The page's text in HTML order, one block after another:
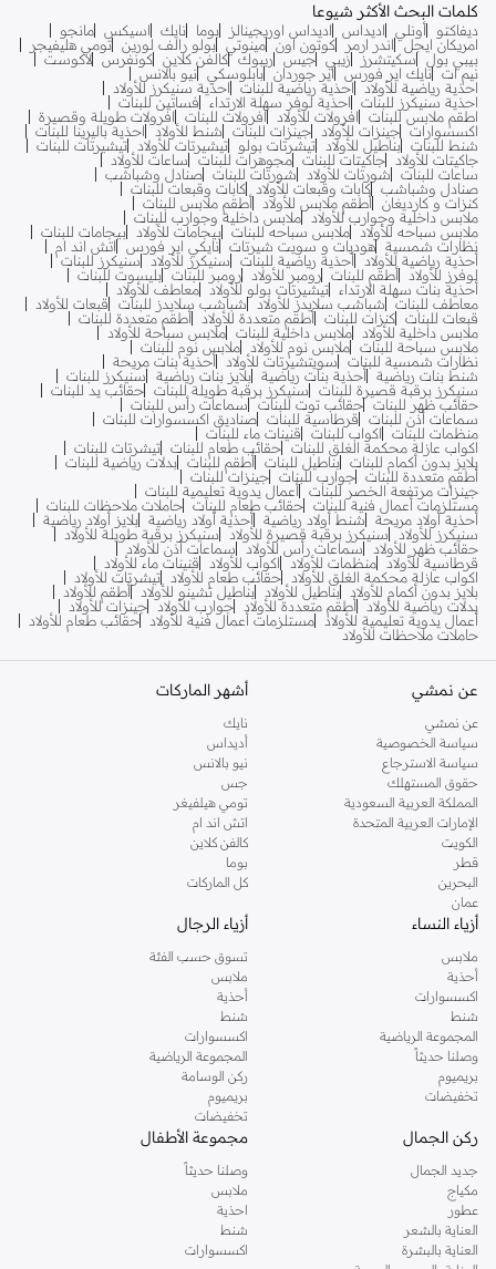
كلمات البحث الأكثر شيوعا
ديفاكتو أونلي اديداس اديداس اوريجينالز بوما نايك اسيكس مانجو
امريكان ايجل
اندر ارمر كوتون اون مينوتي بولو رالف لورين تومي هليفيجر
بيبي بول
سكيتشرز زيبي جيس ريبوك كالفن كلاين كونفرس لاكوست
نيم ات نايك اير فورس اير جوردان بابلوسكي نيو بالانس
احذية رياضية للأولاد
احذية رياضية للبنات
احذية سنيكرز للأولاد
احذية سنيكرز للبنات
احذية لوفر سهلة الارتداء
فساتين للبنات
اطقم ملابس للبنات
افرولات للأولاد افرولات للبنات
افرولات طويلة وقصيرة
اكسسوارات جينزات للأولاد جينزات للبنات شنط للأولاد
احذية باليرينا للبنات
شنط للبنات بناطيل للأولاد تيشرتات بولو تيشيرتات للأولاد
تيشيرتات للبنات
جاكيتات للأولاد
جاكيتات للبنات مجوهرات للبنات
ساعات للأولاد
ساعات للبنات
شورتات للأولاد شورتات للبنات صنادل وشباشب
صنادل وشباشب كابات وقبعات للأولاد
كابات وقبعات للبنات
كنزات و كارديغان أطقم ملابس للأولاد
أطقم ملابس للبنات
ملابس داخلية وجوارب للأولاد
ملابس داخلية وجوارب للبنات
ملابس سباحه للأولاد ملابس سباحه للبنات بيجامات للأولاد
بيجامات للبنات
نظارات شمسية هوديات و سويت شيرتات نايكي اير فورس
اتش اند ام
أحذية رياضية للأولاد أحذية رياضية للبنات سنيكرز للأولاد
سنيكرز للبنات
لوفرز للأولاد
أطقم للبنات رومبر للأولاد رومبر للبنات بليسوت للبنات
أحذية بنات سهلة الارتداء
تيشيرتات بولو للأولاد معاطف للأولاد
معاطف للبنات
شباشب سلايدز للأولاد شباشب سلايدز للبنات
قبعات للأولاد
قبعات للبنات كنزات للبنات أطقم متعددة للأولاد
أطقم متعددة للبنات
ملابس داخلية للأولاد
ملابس داخلية للبنات ملابس سباحة للأولاد
ملابس سباحة للبنات ملابس نوم للأولاد
ملابس نوم للبنات
نظارات شمسية للبنات
سويتشيرتات للأولاد
أحذية بنات مريحة
شنط بنات رياضية أحذية بنات رياضية بلايز بنات رياضية
سنيكرز للبنات
سنيكرز برقبة قصيرة للبنات
سنيكرز برقبة طويلة للبنات حقائب يد للبنات
حقائب ظهر للبنات حقائب توت للبنات
سماعات رأس للبنات
سماعات أذن للبنات
قرطاسية للبنات صناديق اكسسوارات للبنات
منظمات للبنات
اكواب للبنات
قنينات ماء للبنات
اكواب عازلة محكمة الغلق للبنات حقائب طعام للبنات تيشرتات للبنات
بلايز بدون أكمام للبنات بناطيل للبنات أطقم للبنات بدلات رياضية للبنات
أطقم متعددة للبنات جوارب للبنات جينزات للبنات
جينزات مرتفعة الخصر للبنات أعمال يدوية تعليمية للبنات
مستلزمات أعمال فنية للبنات حقائب طعام للبنات حاملات ملاحظات للبنات
أحذية أولاد مريحة
شنط أولاد رياضية أحذية أولاد رياضية بلايز أولاد رياضية
سنيكرز للأولاد
سنيكرز برقبة قصيرة للأولاد
سنيكرز برقبة طويلة للأولاد
حقائب ظهر للأولاد
سماعات رأس للأولاد
سماعات أذن للأولاد
قرطاسية للأولاد منظمات للأولاد اكواب للأولاد
قنينات ماء للأولاد
اكواب عازلة محكمة الغلق للأولاد
حقائب طعام للأولاد
تيشرتات للأولاد
بلايز بدون أكمام للأولاد
بناطيل للأولاد بناطيل تشينو للأولاد
أطقم للأولاد
بدلات رياضية للأولاد أطقم متعددة للأولاد جوارب للأولاد جينزات للأولاد
أعمال يدوية تعليمية للأولاد
مستلزمات أعمال فنية للأولاد
حقائب طعام للأولاد
حاملات ملاحظات للأولاد
عن نمشي
عن نمشي
سياسة الخصوصية
سياسة الاسترجاع
حقوق المستهلك
المملكة العربية السعودية
الإمارات العربية المتحدة
الكويت
قطر
البحرين
عمان
أشهر الماركات
نايك
أديداس
نيو بالانس
جس
تومي هيلفيغر
اتش اند ام
كالفن كلاين
بوما
كل الماركات
أزياء النساء
ملابس
أحذية
اكسسوارات
شنط
المجموعة الرياضية
وصلنا حديثاً
بريميوم
تخفيضات
أزياء الرجال
تسوق حسب الفئة
ملابس
أحذية
شنط
اكسسوارات
المجموعة الرياضية
ركن الوسامة
بريميوم
تخفيضات
ركن الجمال
جديد الجمال
مكياج
عطور
العناية بالشعر
العناية بالبشرة
مجموعة الأطفال
وصلنا حديثاً
ملابس
احذية
شنط
اكسسوارات